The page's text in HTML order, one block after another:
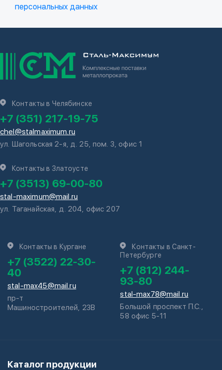
персональных данных
Контакты в Челябинске
+7 (351) 217-19-75
chel@stalmaximum.ru
ул. Шагольская 2-я, д. 25, пом. 3, офис 1
Контакты в Златоусте
+7 (3513) 69-00-80
stal-maximum@mail.ru
ул. Таганайская, д. 204, офис 207
Контакты в Кургане
+7 (3522) 22-30-
40
stal-max45@mail.ru
пр-т
Машиностроителей, 23В
Контакты в Санкт-
Петербурге
+7 (812) 244-
93-80
stal-max78@mail.ru
Большой проспект П.С.,
58 офис 5-11
Каталог продукции